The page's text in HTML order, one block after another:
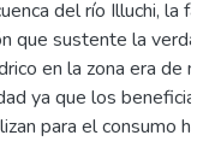
del río Illuchi, la
que sustente la
en la zona era de
ya que los
para el consumo